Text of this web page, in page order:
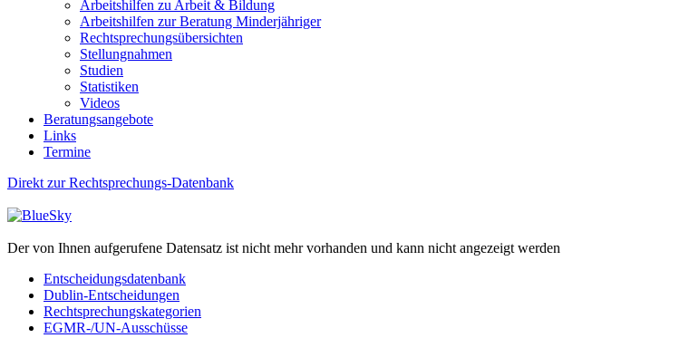
Arbeitshilfen zu Arbeit & Bildung
Arbeitshilfen zur Beratung Minderjähriger
Rechtsprechungsübersichten
Stellungnahmen
Studien
Statistiken
Videos
Beratungsangebote
Links
Termine
Direkt zur Rechtsprechungs-Datenbank
Der von Ihnen aufgerufene Datensatz ist nicht mehr vorhanden und kann nicht angezeigt werden
Entscheidungsdatenbank
Dublin-Entscheidungen
Rechtsprechungskategorien
EGMR-/UN-Ausschüsse